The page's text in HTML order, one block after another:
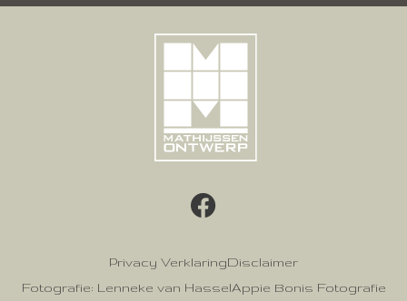
Privacy VerklaringDisclaimer
Fotografie: Lenneke van HasselAppie Bonis Fotografie